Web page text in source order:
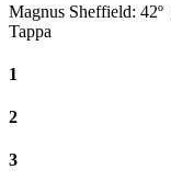
Magnus Sheffield: 42º
Tappa
1
2
3